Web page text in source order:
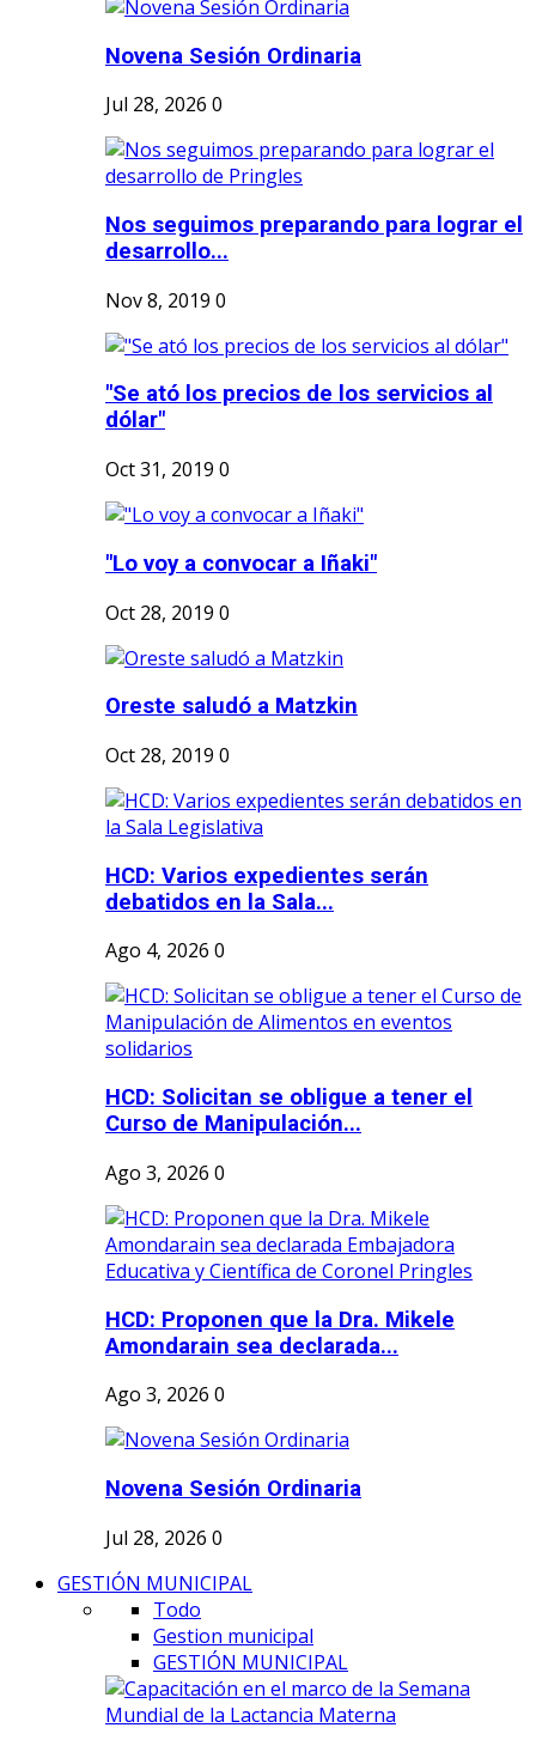
Novena Sesión Ordinaria
Jul 28, 2026 0
Nos seguimos preparando para lograr el
desarrollo...
Nov 8, 2019 0
"Se ató los precios de los servicios al
dólar"
Oct 31, 2019 0
"Lo voy a convocar a Iñaki"
Oct 28, 2019 0
Oreste saludó a Matzkin
Oct 28, 2019 0
HCD: Varios expedientes serán
debatidos en la Sala...
Ago 4, 2026 0
HCD: Solicitan se obligue a tener el
Curso de Manipulación...
Ago 3, 2026 0
HCD: Proponen que la Dra. Mikele
Amondarain sea declarada...
Ago 3, 2026 0
Novena Sesión Ordinaria
Jul 28, 2026 0
GESTIÓN MUNICIPAL
Todo
Gestion municipal
GESTIÓN MUNICIPAL